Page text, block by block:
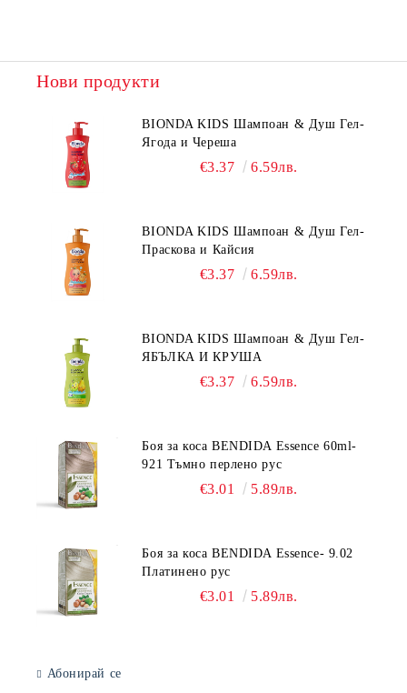
Нови продукти
BIONDA KIDS Шампоан & Душ Гел-
Ягода и Череша
€3.37 6.59лв.
BIONDA KIDS Шампоан & Душ Гел-
Праскова и Кайсия
€3.37 6.59лв.
BIONDA KIDS Шампоан & Душ Гел-
ЯБЪЛКА И КРУША
€3.37 6.59лв.
Боя за коса BENDIDA Essence 60ml-
921 Тъмно перлено рус
€3.01 5.89лв.
Боя за коса BENDIDA Essence- 9.02
Платинено рус
€3.01 5.89лв.
Абонирай се